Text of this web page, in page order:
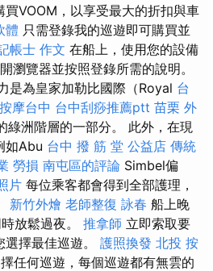
VOOM，以享受最大的折扣與車
體 只需登錄我的巡遊即可購買並
帳士 作文 在船上，使用您的設備
瀏覽器並按照登錄所需的說明。
是為皇家加勒比國際（Royal 台
按摩台中 台中刮痧推薦ptt 苗栗 外
綠洲階層的一部分。 此外，在現
如Abu 台中 撥 筋 堂 公益店 傳統
勞損 南屯區的評論 Simbel偏
片 每位乘客都會得到全部護理，
新竹外燴 老師整復 詠春 船上晚
放鬆過夜。 推拿師 立即索取要
擇最佳巡遊。 護照換發 北投 按
任何巡遊，每個巡遊都有無雲的